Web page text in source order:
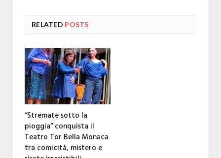
RELATED POSTS
“Stremate sotto la
pioggia” conquista il
Teatro Tor Bella Monaca
tra comicità, mistero e